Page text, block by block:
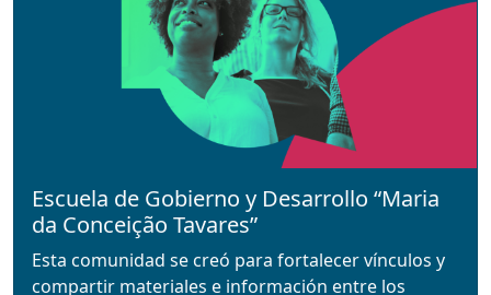
Escuela de Gobierno y Desarrollo “Maria
da Conceição Tavares”
Esta comunidad se creó para fortalecer vínculos y
compartir materiales e información entre los